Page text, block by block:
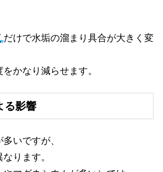
だけで水垢の溜まり具合が大きく変
かなり減らせます。
る影響
いですが、
ります。